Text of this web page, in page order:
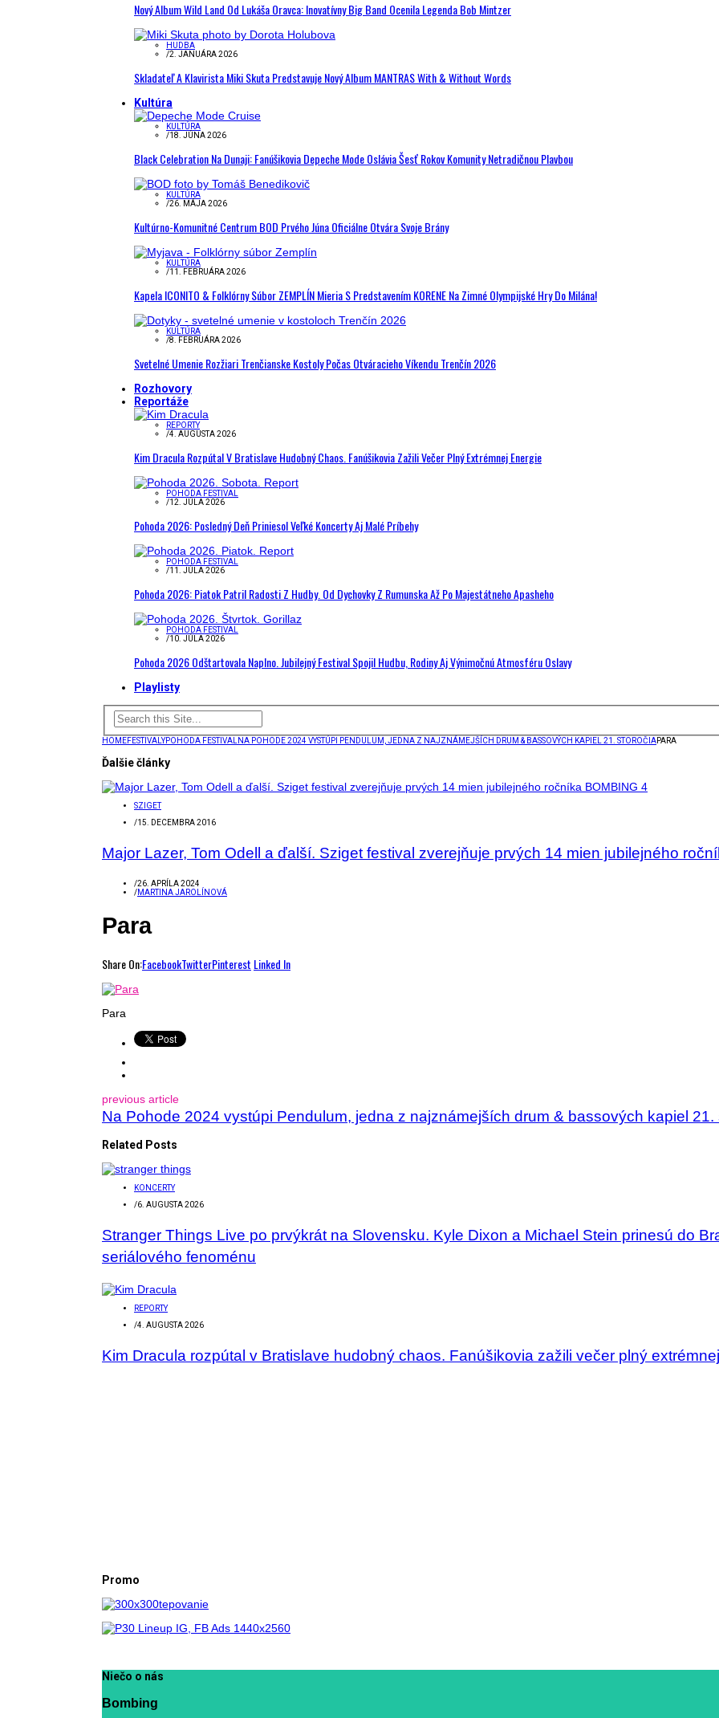
Nový Album Wild Land Od Lukáša Oravca: Inovatívny Big Band Ocenila Legenda Bob Mintzer
HUDBA
/2. JANUÁRA 2026
Skladateľ A Klavirista Miki Skuta Predstavuje Nový Album MANTRAS With & Without Words
Kultúra
KULTÚRA
/18. JÚNA 2026
Black Celebration Na Dunaji: Fanúšikovia Depeche Mode Oslávia Šesť Rokov Komunity Netradičnou Plavbou
KULTÚRA
/26. MÁJA 2026
Kultúrno-Komunitné Centrum BOD Prvého Júna Oficiálne Otvára Svoje Brány
KULTÚRA
/11. FEBRUÁRA 2026
Kapela ICONITO & Folklórny Súbor ZEMPLÍN Mieria S Predstavením KORENE Na Zimné Olympijské Hry Do Milána!
KULTÚRA
/8. FEBRUÁRA 2026
Svetelné Umenie Rozžiari Trenčianske Kostoly Počas Otváracieho Víkendu Trenčín 2026
Rozhovory
Reportáže
REPORTY
/4. AUGUSTA 2026
Kim Dracula Rozpútal V Bratislave Hudobný Chaos. Fanúšikovia Zažili Večer Plný Extrémnej Energie
POHODA FESTIVAL
/12. JÚLA 2026
Pohoda 2026: Posledný Deň Priniesol Veľké Koncerty Aj Malé Príbehy
POHODA FESTIVAL
/11. JÚLA 2026
Pohoda 2026: Piatok Patril Radosti Z Hudby. Od Dychovky Z Rumunska Až Po Majestátneho Apasheho
POHODA FESTIVAL
/10. JÚLA 2026
Pohoda 2026 Odštartovala Naplno. Jubilejný Festival Spojil Hudbu, Rodiny Aj Výnimočnú Atmosféru Oslavy
Playlisty
HOMEFESTIVALYPOHODA FESTIVAL NA POHODE 2024 VYSTÚPI PENDULUM, JEDNA Z NAJZNÁMEJŠÍCH DRUM & BASSOVÝCH KAPIEL 21. STOROČIAPARA
Ďalšie články
SZIGET
/15. DECEMBRA 2016
Major Lazer, Tom Odell a ďalší. Sziget festival zverejňuje prvých 14 mien jubilejného
/26. APRÍLA 2024
/MARTINA JAROLÍNOVÁ
Para
Share On:FacebookTwitterPinterest Linked In
Para
previous article
Na Pohode 2024 vystúpi Pendulum, jedna z najznámejších drum & bassových kapiel 21.
Related Posts
KONCERTY
/6. AUGUSTA 2026
Stranger Things Live po prvýkrát na Slovensku. Kyle Dixon a Michael Stein prinesú do
seriálového fenoménu
REPORTY
/4. AUGUSTA 2026
Kim Dracula rozpútal v Bratislave hudobný chaos. Fanúšikovia zažili večer plný
Promo
Niečo o nás
Bombing